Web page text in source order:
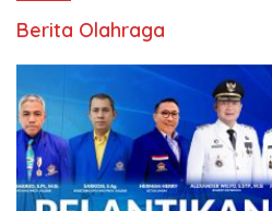
Berita Olahraga